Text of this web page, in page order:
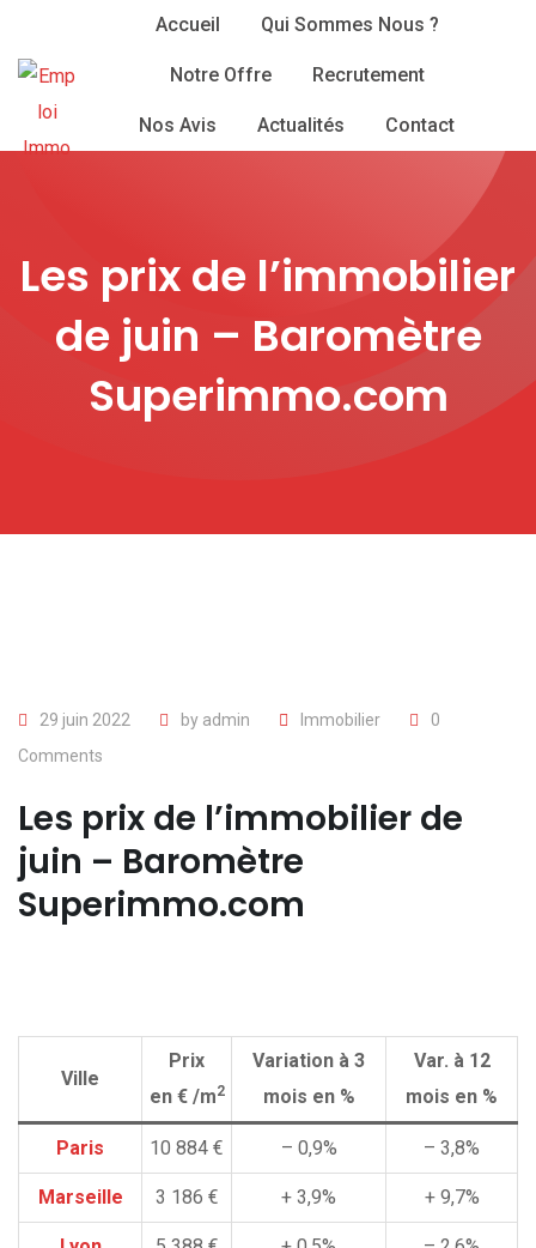
content
Accueil Qui Sommes Nous ?
Notre Offre Recrutement
Nos Avis Actualités Contact
Les prix de l’immobilier
de juin – Baromètre
Superimmo.com
29 juin 2022 by admin Immobilier
0
Comments
Les prix de l’immobilier de
juin – Baromètre
Superimmo.com
Ville
Prix
en € /m2
Variation à 3
mois en %
Var. à 12
mois en %
Paris 10 884 € – 0,9% – 3,8%
Marseille 3 186 € + 3,9% + 9,7%